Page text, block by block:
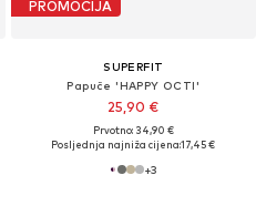
PROMOCIJA
SUPERFIT
Papuče 'HAPPY OCTI'
25,90 €
Prvotno: 34,90 €
Posljednja najniža cijena:17,45 €
+3